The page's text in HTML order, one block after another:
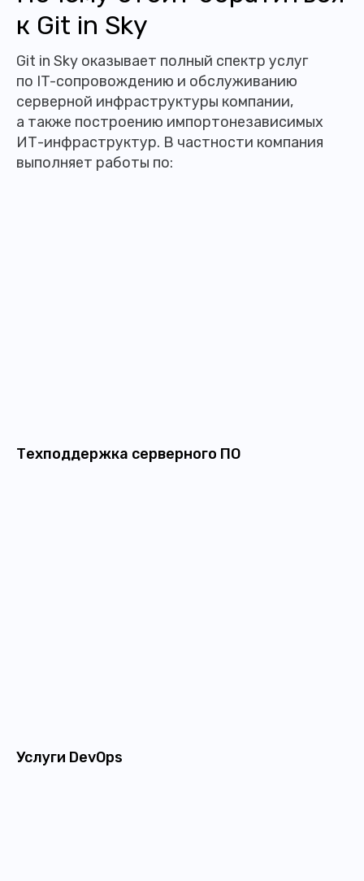
к Git in Sky
Git in Sky оказывает полный спектр услуг
по IT-сопровождению и обслуживанию
серверной инфраструктуры компании,
а также построению импортонезависимых
ИТ-инфраструктур. В частности компания
выполняет работы по:
Техподдержка серверного ПО
Услуги DevOps